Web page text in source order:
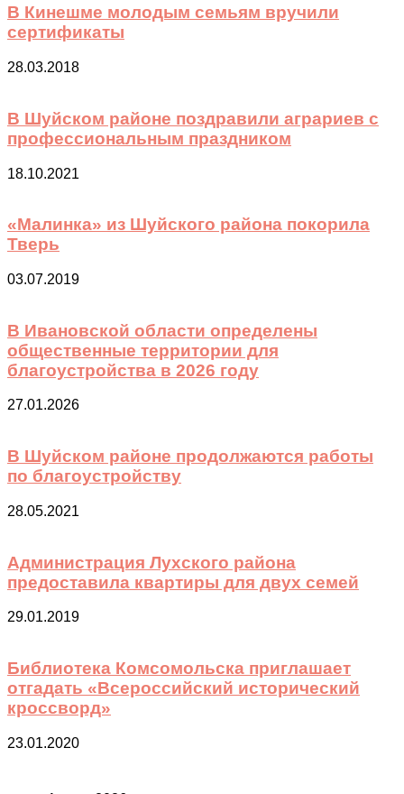
В Кинешме молодым семьям вручили
сертификаты
28.03.2018
В Шуйском районе поздравили аграриев с
профессиональным праздником
18.10.2021
«Малинка» из Шуйского района покорила
Тверь
03.07.2019
В Ивановской области определены
общественные территории для
благоустройства в 2026 году
27.01.2026
В Шуйском районе продолжаются работы
по благоустройству
28.05.2021
Администрация Лухского района
предоставила квартиры для двух семей
29.01.2019
Библиотека Комсомольска приглашает
отгадать «Всероссийский исторический
кроссворд»
23.01.2020